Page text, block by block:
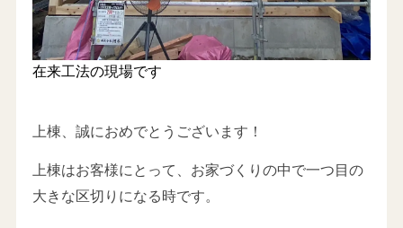
在来工法の現場です
上棟、誠におめでとうございます！
上棟はお客様にとって、お家づくりの中で一つ目の
大きな区切りになる時です。